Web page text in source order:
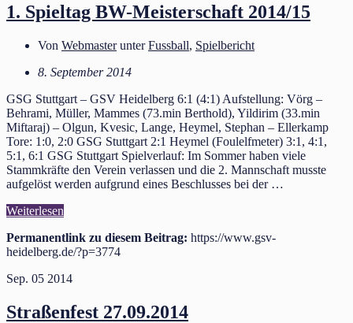
1. Spieltag BW-Meisterschaft 2014/15
Von WebmasterunterFussball, Spielbericht
8. September 2014
GSG Stuttgart – GSV Heidelberg 6:1 (4:1) Aufstellung: Vörg –
Behrami, Müller, Mammes (73.min Berthold), Yildirim (33.min
Miftaraj) – Olgun, Kvesic, Lange, Heymel, Stephan – Ellerkamp
Tore: 1:0, 2:0 GSG Stuttgart 2:1 Heymel (Foulelfmeter) 3:1, 4:1,
5:1, 6:1 GSG Stuttgart Spielverlauf: Im Sommer haben viele
Stammkräfte den Verein verlassen und die 2. Mannschaft musste
aufgelöst werden aufgrund eines Beschlusses bei der …
Weiterlesen
Permanentlink zu diesem Beitrag: https://www.gsv-
heidelberg.de/?p=3774
Sep. 05 2014
Straßenfest 27.09.2014